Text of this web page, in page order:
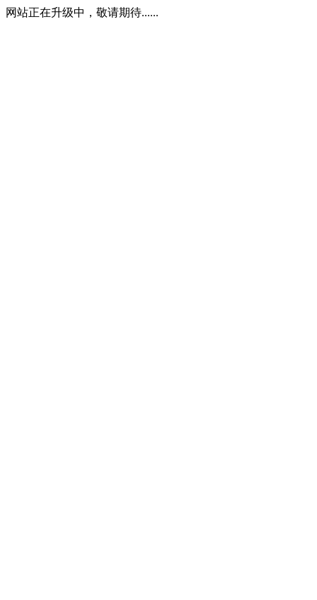
网站正在升级中，敬请期待......